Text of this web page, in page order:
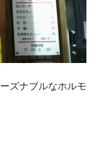
ズナブルなホルモ